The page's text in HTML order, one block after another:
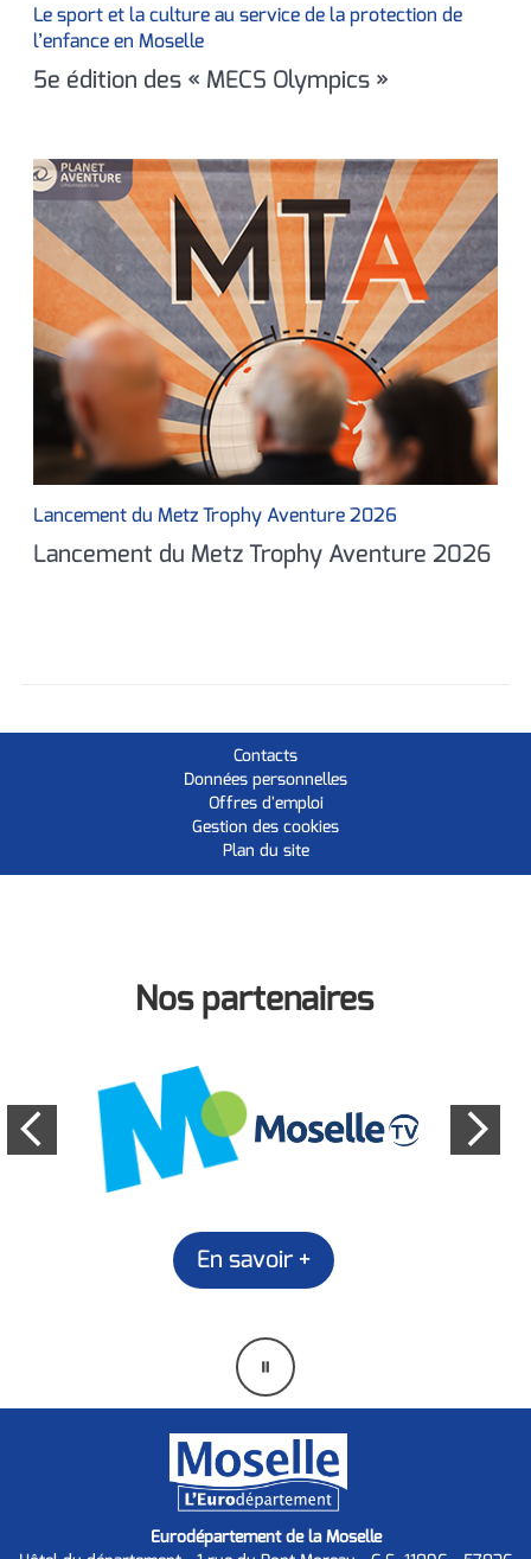
Le sport et la culture au service de la protection de
l’enfance en Moselle
5e édition des « MECS Olympics »
Lancement du Metz Trophy Aventure 2026
Lancement du Metz Trophy Aventure 2026
Contacts
Données personnelles
Offres d'emploi
Gestion des cookies
Plan du site
Nos partenaires
En savoir +
Mettre
en
Eurodépartement de la Moselle